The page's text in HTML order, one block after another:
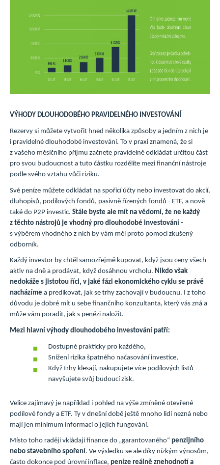
VÝHODY DLOUHODOBÉHO PRAVIDELNÉHO INVESTOVÁNÍ
Rezervy si můžete vytvořit hned několika způsoby a jedním z nich je
i pravidelné dlouhodobé investování. To v praxi znamená, že si
z vašeho měsíčního příjmu začnete pravidelně odkládat určitou část
pro svou budoucnost a tuto částku rozdělíte mezi finanční nástroje
podle svého vztahu vůči riziku.
Své peníze můžete odkládat na spořicí účty nebo investovat do akcií,
dluhopisů, podílových fondů, pasivně řízených fondů - ETF, a nově
také do P2P investic. Stále byste ale mít na vědomí, že ne každý
z těchto nástrojů je vhodný pro dlouhodobé investování -
s výběrem vhodného z nich by vám měl proto pomoci zkušený
odborník.
Každý investor by chtěl samozřejmě kupovat, když jsou ceny všech
aktiv na dně a prodávat, když dosáhnou vrcholu. Nikdo však
nedokáže s jistotou říci, v jaké fázi ekonomického cyklu se právě
nacházíme a predikovat, jak se trhy zachovají v budoucnu. I z toho
důvodu je dobré mít u sebe finančního konzultanta, který vás zná a
může vám poradit, jak s penězi naložit.
Mezi hlavní výhody dlouhodobého investování patří:
Dostupné prakticky pro každého,
Snížení rizika špatného načasování investice,
Když trhy klesají, nakupujete více podílových listů –
navyšujete svůj budoucí zisk.
Velice zajímavý je například i pohled na výše zmíněné otevřené
podílové fondy a ETF. Ty v dnešní době ještě mnoho lidí nezná nebo
mají jen minimum informací o jejich fungování.
Místo toho raději vkládají finance do „garantovaného“ penzijního
nebo stavebního spoření. Ve výsledku se ale díky nízkým výnosům,
často dokonce pod úrovní inflace, peníze reálně znehodnotí a